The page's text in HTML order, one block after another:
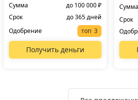
Сумма
до 100 000 ₽
Срок
до 365 дней
Одобрение
топ
Получить деньги
Сумма
Срок